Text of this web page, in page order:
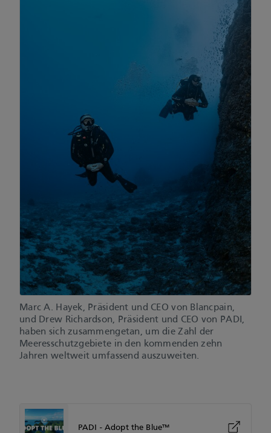
Marc A. Hayek, Präsident und CEO von Blancpain,
und Drew Richardson, Präsident und CEO von PADI,
haben sich zusammengetan, um die Zahl der
Meeresschutzgebiete in den kommenden zehn
Jahren weltweit umfassend auszuweiten.
PADI - Adopt the Blue™